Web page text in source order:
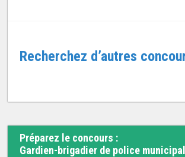
Recherchez d’autres
Préparez le concours :
Gardien-brigadier de police